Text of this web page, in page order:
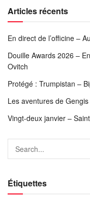
Articles récents
En direct de l’officine –
Douille Awards 2026 –
Ovitch
Protégé : Trumpistan –
Les aventures de
Vingt-deux janvier –
Étiquettes